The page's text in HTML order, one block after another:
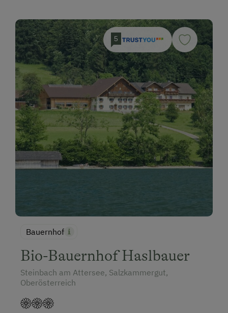
5
Bauernhof
Bio-Bauernhof Haslbauer
Steinbach am Attersee, Salzkammergut,
Oberösterreich